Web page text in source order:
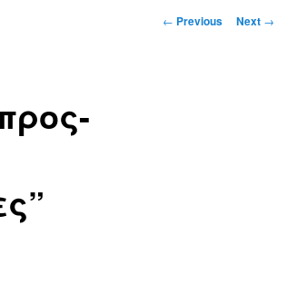
Post
← Previous Next →